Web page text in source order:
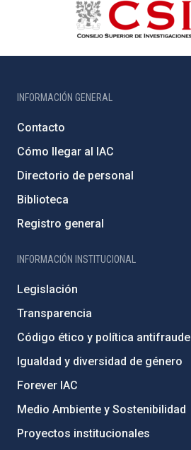
INFORMACIÓN GENERAL
Contacto
Cómo llegar al IAC
Directorio de personal
Biblioteca
Registro general
INFORMACIÓN INSTITUCIONAL
Legislación
Transparencia
Código ético y política antifraude
Igualdad y diversidad de género
Forever IAC
Medio Ambiente y Sostenibilidad
Proyectos institucionales